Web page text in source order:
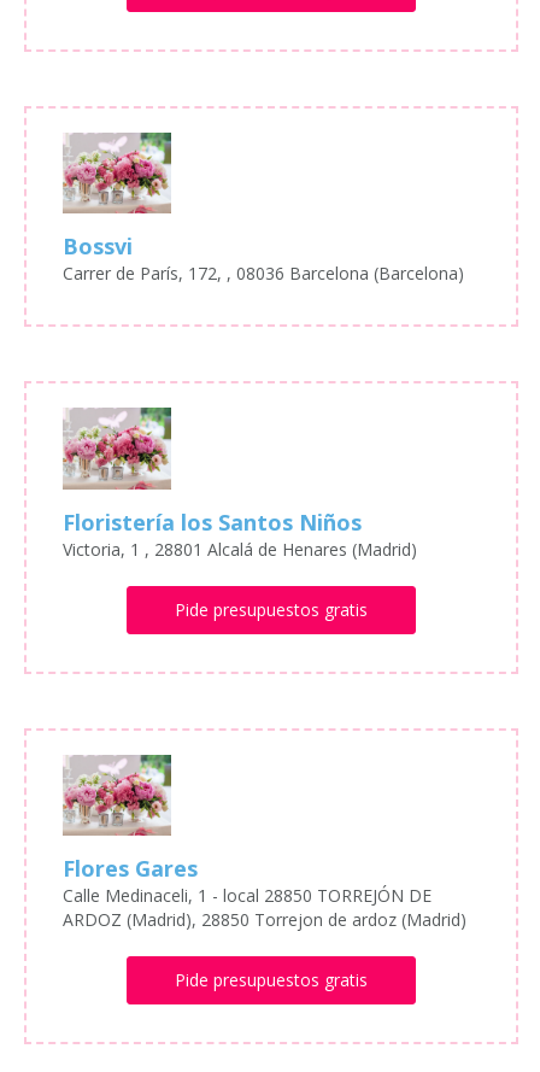
Bossvi
Carrer de París, 172, , 08036 Barcelona (Barcelona)
Floristería los Santos Niños
Victoria, 1 , 28801 Alcalá de Henares (Madrid)
Pide presupuestos gratis
Flores Gares
Calle Medinaceli, 1 - local 28850 TORREJÓN DE
ARDOZ (Madrid), 28850 Torrejon de ardoz (Madrid)
Pide presupuestos gratis